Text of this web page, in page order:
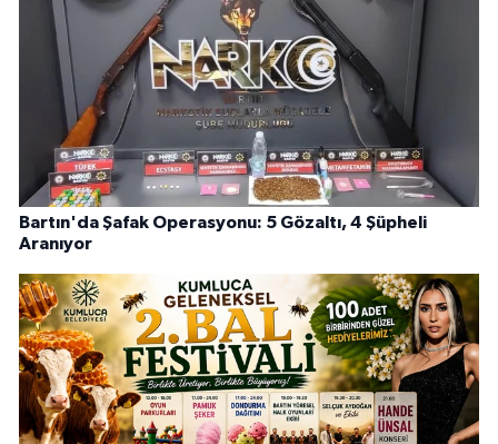
Bartın'da Şafak Operasyonu: 5 Gözaltı, 4 Şüpheli
Aranıyor